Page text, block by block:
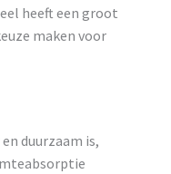
heeft een groot
maken voor
duurzaam is,